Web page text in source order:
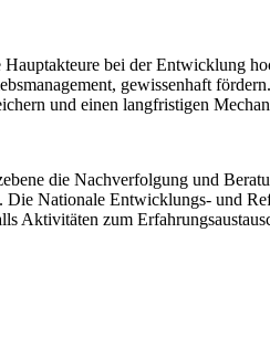
bei der Entwicklung
gewissenhaft
und einen langfristigen
die Nachverfolgung und
Nationale Entwicklungs- und
Aktivitäten zum